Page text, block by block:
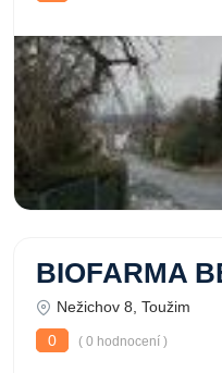
BIOFARMA
Nežichov 8, Toužim
0
( 0 hodnocení )